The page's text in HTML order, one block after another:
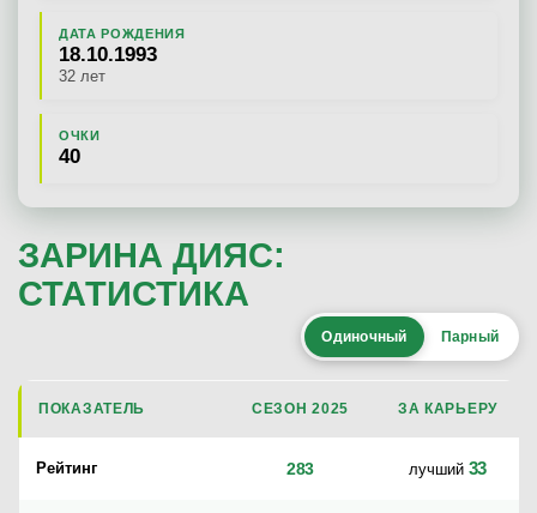
ДАТА РОЖДЕНИЯ
18.10.1993
32 лет
ОЧКИ
40
ЗАРИНА ДИЯС:
СТАТИСТИКА
Одиночный Парный
ПОКАЗАТЕЛЬ СЕЗОН 2025 ЗА КАРЬЕРУ
Рейтинг 283 лучший 33